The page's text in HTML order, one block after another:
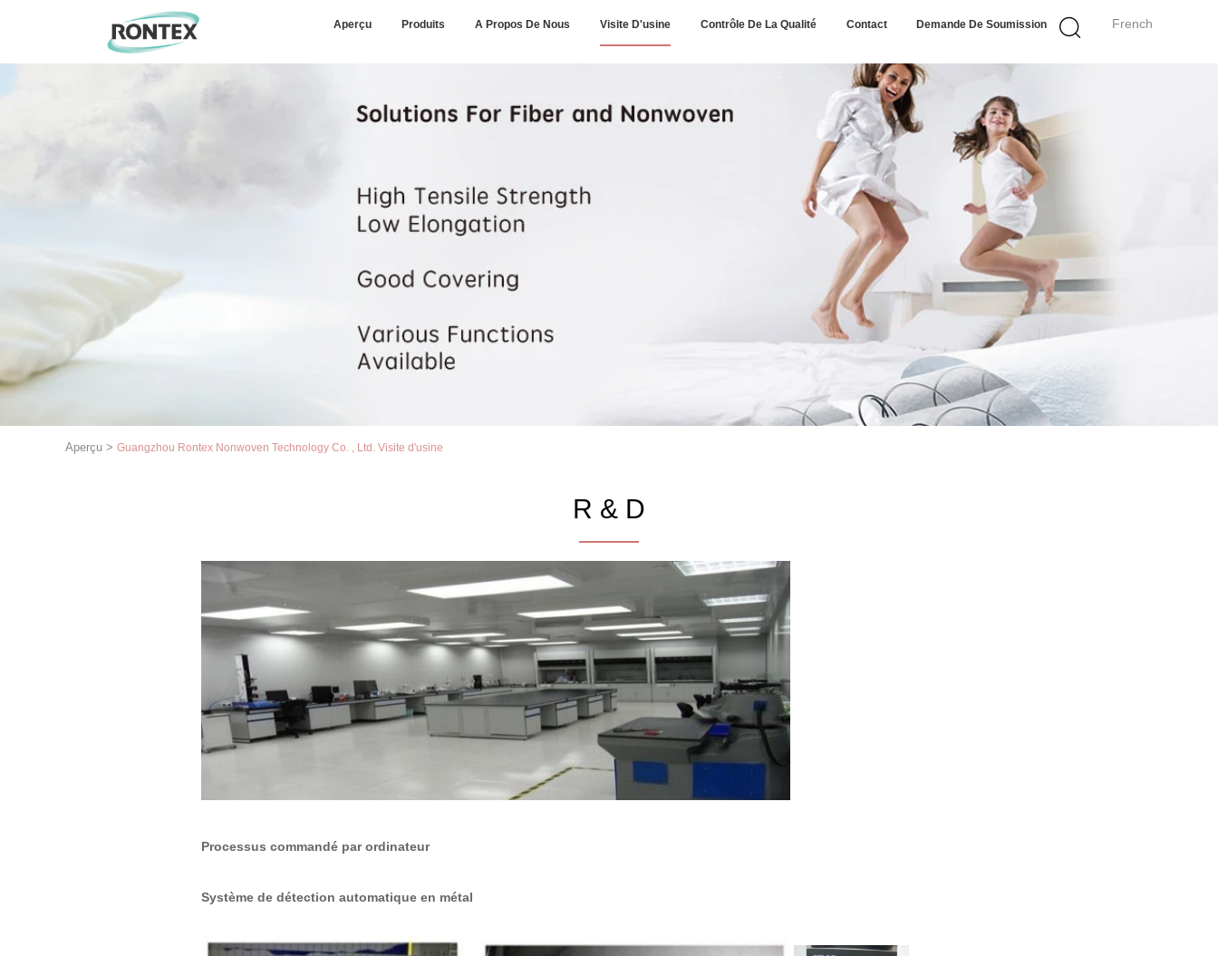
French
Aperçu Produits A Propos De Nous Visite D'usine Contrôle De La Qualité Contact Demande De Soumission
Aperçu > Guangzhou Rontex Nonwoven Technology Co. , Ltd. Visite d'usine
R & D
Processus commandé par ordinateur
Système de détection automatique en métal